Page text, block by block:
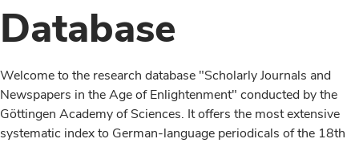
Database
Welcome to the research database "Scholarly Journals and
Newspapers in the Age of Enlightenment" conducted by the
Göttingen Academy of Sciences. It offers the most extensive
systematic index to German-language periodicals of the 18th